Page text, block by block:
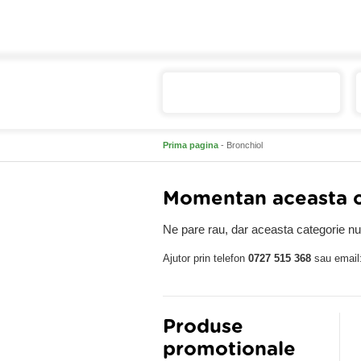
Prima pagina - Bronchiol
Momentan aceasta
Ne pare rau, dar aceasta categorie
Ajutor prin telefon 0727 515 368 sau email:
Produse
promotionale